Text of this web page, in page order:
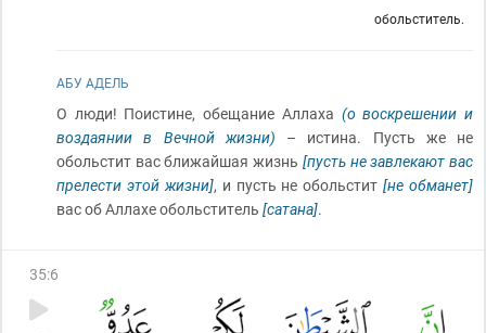
обольститель.
АБУ АДЕЛЬ
О люди! Поистине, обещание Аллаха (о воскрешении и
воздаянии в Вечной жизни) – истина. Пусть же не
обольстит вас ближайшая жизнь [пусть не завлекают вас
прелести этой жизни], и пусть не обольстит[не обманет]
вас об Аллахе обольститель [сатана].
35:6